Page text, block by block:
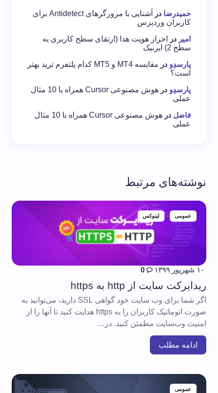
حمیدرضا در
آشنایی با مرورگرهای Antidetect برای
کاربران وردپرس
امیر در
احراز هویت هدا (ارتقای سطح کاربری به
سطح 2) ایرنیک
پارسدِو در
مقایسه MT4 و MT5 کدام پلتفرم ترید بهتر
است؟
پارسدِو در
هوش مصنوعی Cursor همراه با 10 مثال
عملی
فاضل در
هوش مصنوعی Cursor همراه با 10 مثال
عملی
نوشته‌های مرتبط
عمومی لینوکس
۱۰ شهریور ۱۳۹۹ 0
ریدایرکت سایت از http به https
اگر شما برای وب سایت خود گواهی SSL دارید، می‌توانید به
صورت اتوماتیک کاربران را به https هدایت کنید تا آنها را از
امنیت وب‌سایت مطمئن کنید. در…
ادامه مطلب
عمومی